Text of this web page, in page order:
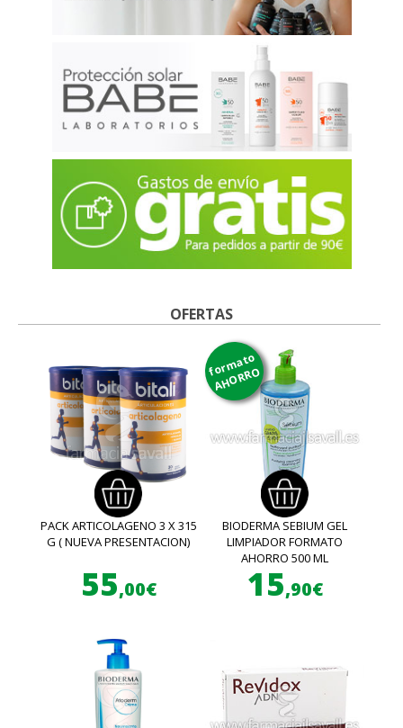
OFERTAS
PACK ARTICOLAGENO 3 X 315
G ( NUEVA PRESENTACION)
55,00€
formato
AHORRO
BIODERMA SEBIUM GEL
LIMPIADOR FORMATO
AHORRO 500 ML
15,90€